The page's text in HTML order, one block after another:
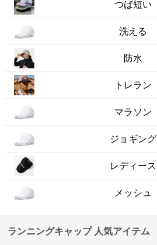
つば短い
洗える
防水
トレラン
マラソン
ジョギング
レディース
メッシュ
ランニングキャップ 人気アイテム